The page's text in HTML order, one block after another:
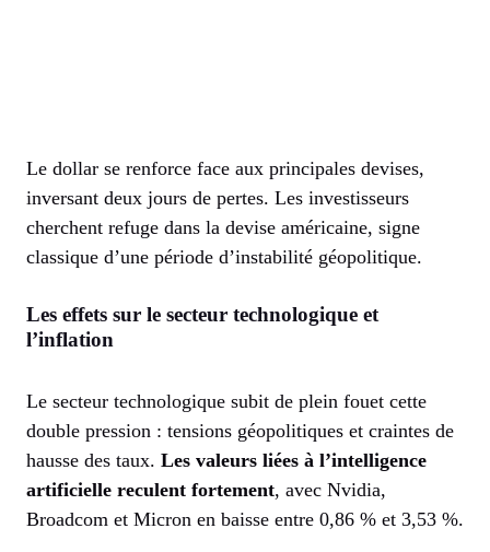
Le dollar se renforce face aux principales devises,
inversant deux jours de pertes. Les investisseurs
cherchent refuge dans la devise américaine, signe
classique d’une période d’instabilité géopolitique.
Les effets sur le secteur technologique et
l’inflation
Le secteur technologique subit de plein fouet cette
double pression : tensions géopolitiques et craintes de
hausse des taux. Les valeurs liées à l’intelligence
artificielle reculent fortement, avec Nvidia,
Broadcom et Micron en baisse entre 0,86 % et 3,53 %.